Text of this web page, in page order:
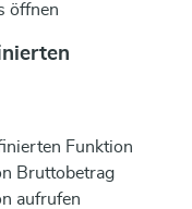
öffnen
Funktion
Bruttobetrag
aufrufen